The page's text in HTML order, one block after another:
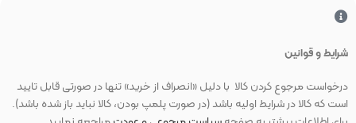
شرایط و قوانین
درخواست مرجوع کردن کالا با دلیل «انصراف از خرید» تنها در صورتی قابل تایید
است که کالا در شرایط اولیه باشد (در صورت پلمپ بودن، کالا نباید باز شده باشد).